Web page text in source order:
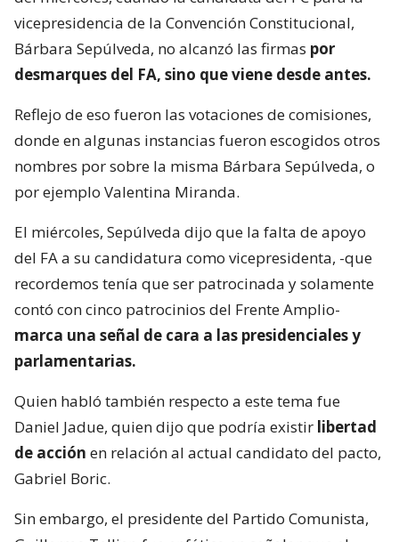
vicepresidencia de la Convención Constitucional,
Bárbara Sepúlveda, no alcanzó las firmas por
desmarques del FA, sino que viene desde antes.
Reflejo de eso fueron las votaciones de comisiones,
donde en algunas instancias fueron escogidos otros
nombres por sobre la misma Bárbara Sepúlveda, o
por ejemplo Valentina Miranda.
El miércoles, Sepúlveda dijo que la falta de apoyo
del FA a su candidatura como vicepresidenta, -que
recordemos tenía que ser patrocinada y solamente
contó con cinco patrocinios del Frente Amplio-
marca una señal de cara a las presidenciales y
parlamentarias.
Quien habló también respecto a este tema fue
Daniel Jadue, quien dijo que podría existir libertad
de acción en relación al actual candidato del pacto,
Gabriel Boric.
Sin embargo, el presidente del Partido Comunista,